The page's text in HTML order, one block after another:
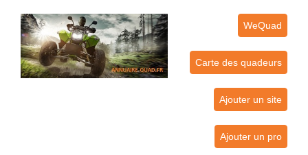
WeQuad
Carte des quadeurs
Ajouter un site
Ajouter un pro